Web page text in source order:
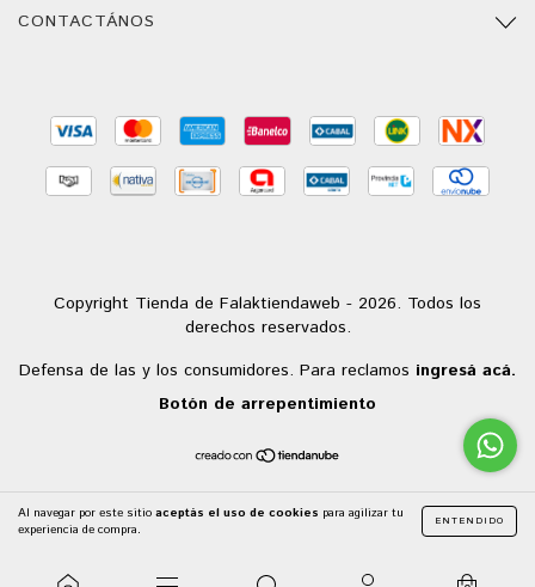
Al navegar por este sitio aceptás el uso de cookies para agilizar tu
experiencia de compra.
ENTENDIDO
CONTACTÁNOS
Copyright Tienda de Falaktiendaweb - 2026. Todos los
derechos reservados.
Defensa de las y los consumidores. Para reclamos ingresá acá.
Botón de arrepentimiento